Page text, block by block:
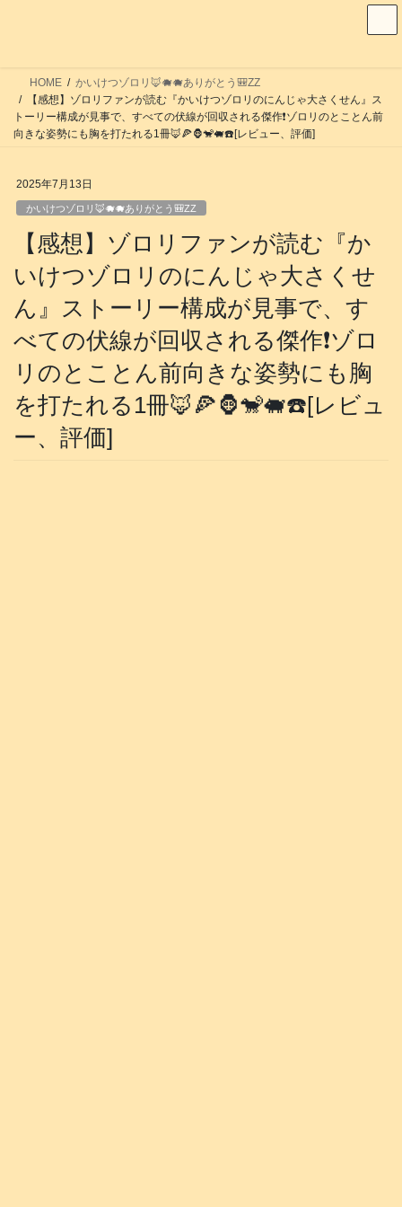
HOME
かいけつゾロリ🦊🐗🐗ありがとう🎒ZZ
【感想】ゾロリファンが読む『かいけつゾロリのにんじゃ大さくせん』ス
トーリー構成が見事で、すべての伏線が回収される傑作❗️ゾロリのとことん前
向きな姿勢にも胸を打たれる1冊🦊🍕🦍🐒🐖☎️[レビュー、評価]
2025年7月13日
かいけつゾロリ🦊🐗🐗ありがとう🎒ZZ
【感想】ゾロリファンが読む『か
いけつゾロリのにんじゃ大さくせ
ん』ストーリー構成が見事で、す
べての伏線が回収される傑作❗️ゾロ
リのとことん前向きな姿勢にも胸
を打たれる1冊🦊🍕🦍🐒🐖☎️[レビュ
ー、評価]